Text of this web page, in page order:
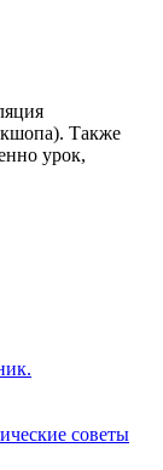
Также
урок,
советы